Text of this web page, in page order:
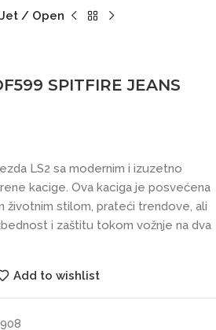
Jet / Open
SPITFIRE JEANS
LS2 sa modernim i izuzetno
kacige. Ova kaciga je posvećena
životnim stilom, prateći trendove, ali
i zaštitu tokom vožnje na dva
Add to wishlist